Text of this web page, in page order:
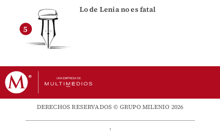
Lo de Lenia no es fatal
DERECHOS RESERVADOS © GRUPO MILENIO 2026